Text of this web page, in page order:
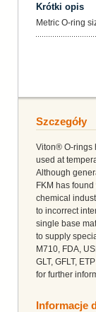
Krótki opis
Metric O-ring
Szczegóły
Viton® O-rings
used at
Although
FKM has
chemical
to incorrect
single base
to supply
M710, FDA,
GLT, GFLT,
for further
Informacje